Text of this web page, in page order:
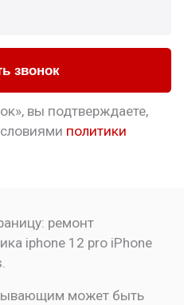
звонок
вы подтверждаете,
политики
ремонт
iphone 12 pro iPhone
может быть